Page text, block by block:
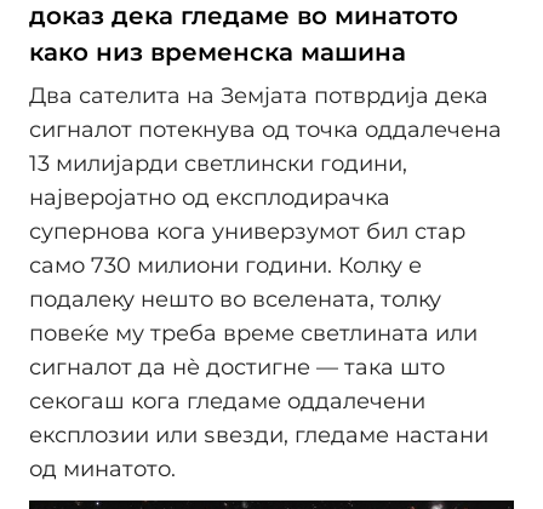
доказ дека гледаме во минатото
како низ временска машина
Два сателита на Земјата потврдија дека
сигналот потекнува од точка оддалечена
13 милијарди светлински години,
најверојатно од експлодирачка
супернова кога универзумот бил стар
само 730 милиони години. Колку е
подалеку нешто во вселената, толку
повеќе му треба време светлината или
сигналот да нѐ достигне — така што
секогаш кога гледаме оддалечени
експлозии или ѕвезди, гледаме настани
од минатото.